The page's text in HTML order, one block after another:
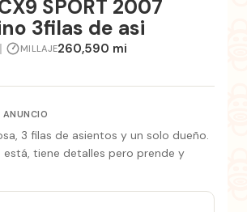
SPORT 2007
3filas de asi
| MILLAJE260,590 mi
ANUNCIO
3 filas de asientos y un solo dueño.
está, tiene detalles pero prende y